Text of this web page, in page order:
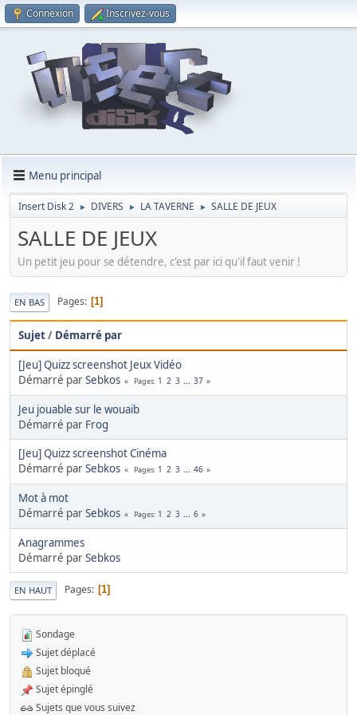
Connexion Inscrivez-vous
Menu principal
Insert Disk 2 ► DIVERS ► LA TAVERNE ► SALLE DE JEUX
SALLE DE JEUX
Un petit jeu pour se détendre, c'est par ici qu'il faut venir !
EN BAS Pages 1
Sujet/ Démarré par
[Jeu] Quizz screenshot Jeux Vidéo
Démarré parSebkos Pages 1 2 3 ... 37
Jeu jouable sur le wouaib
Démarré par Frog
[Jeu] Quizz screenshot Cinéma
Démarré parSebkos Pages 1 2 3 ... 46
Mot à mot
Démarré parSebkos Pages 1 2 3 ... 6
Anagrammes
Démarré parSebkos
EN HAUT Pages 1
Sondage
Sujet déplacé
Sujet bloqué
Sujet épinglé
Sujets que vous suivez